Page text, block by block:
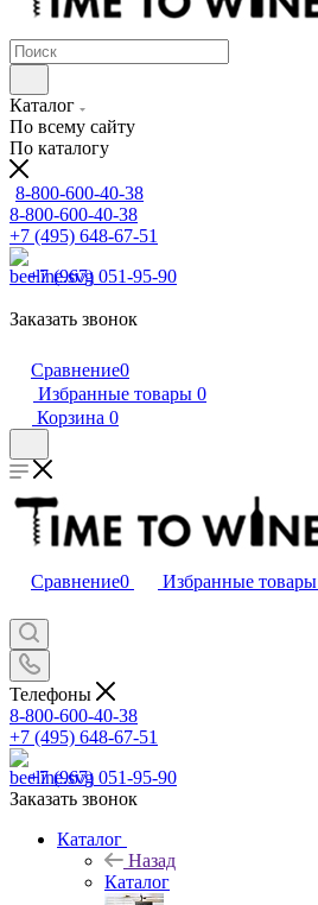
Каталог
По всему сайту
По каталогу
8-800-600-40-38
8-800-600-40-38
+7 (495) 648-67-51
+7 (967) 051-95-90
Заказать звонок
Сравнение0
Избранные товары 0
Корзина 0
Сравнение0 Избранные товары
Телефоны
8-800-600-40-38
+7 (495) 648-67-51
+7 (967) 051-95-90
Заказать звонок
Каталог
Назад
Каталог